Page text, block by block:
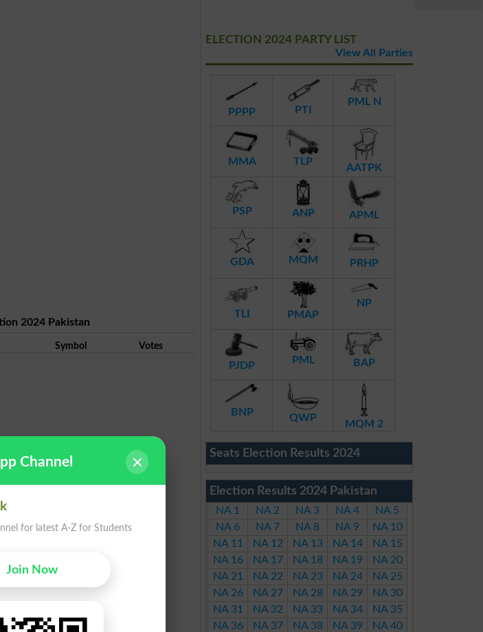
2024 Pakistan
Symbol Votes
ELECTION 2024 PARTY LIST
View All Parties
PPPP PTI
PML N
MMA TLP
AATPK
PSP ANP APML
GDA MQM PRHP
TLI PMAP
NP
PJDP PML BAP
BNP QWP
MQM 2
Seats Election Results 2024
Election Results 2024 Pakistan
NA 1 NA 2 NA 3 NA 4
NA 5
NA 6
NA 7 NA 8 NA 9
NA 10
NA 11
NA 12 NA 13 NA 14
NA 15
NA 16
NA 17 NA 18 NA 19
NA 20
NA 21
NA 22 NA 23 NA 24
NA 25
NA 26
NA 27 NA 28 NA 29
NA 30
NA 31
NA 32 NA 33 NA 34
NA 35
NA 36
NA 37 NA 38 NA 39
NA 40
Channel
for latest A-Z for Students
Join Now